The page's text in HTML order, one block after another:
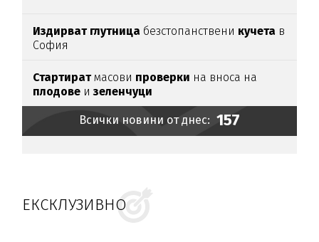
Издирват глутница безстопанствени кучета в
София
Стартиратмасови проверки на вноса на
плодове и зеленчуци
Всички новини от днес: 157
ЕКСКЛУЗИВНО